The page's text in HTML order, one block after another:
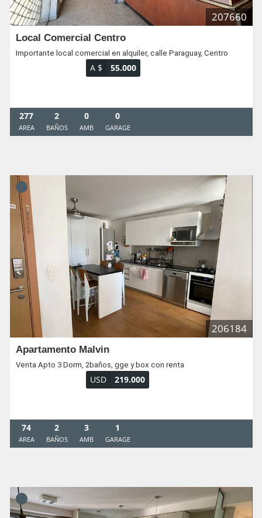
207660
Local Comercial Centro
Importante local comercial en alquiler, calle Paraguay, Centro
A $ 55.000
277
AREA
2
BAÑOS
0
AMB
0
GARAGE
206184
Apartamento Malvin
Venta Apto 3 Dorm, 2baños, gge y box con renta
USD 219.000
74
AREA
2
BAÑOS
3
AMB
1
GARAGE